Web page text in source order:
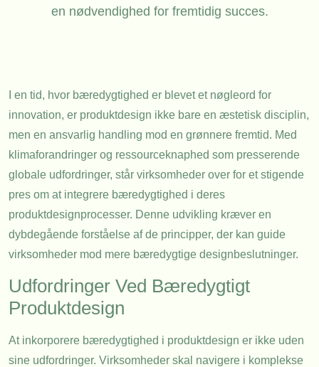
en nødvendighed for fremtidig succes.
I en tid, hvor bæredygtighed er blevet et nøgleord for
innovation, er produktdesign ikke bare en æstetisk disciplin,
men en ansvarlig handling mod en grønnere fremtid. Med
klimaforandringer og ressourceknaphed som presserende
globale udfordringer, står virksomheder over for et stigende
pres om at integrere bæredygtighed i deres
produktdesignprocesser. Denne udvikling kræver en
dybdegående forståelse af de principper, der kan guide
virksomheder mod mere bæredygtige designbeslutninger.
Udfordringer Ved Bæredygtigt
Produktdesign
At inkorporere bæredygtighed i produktdesign er ikke uden
sine udfordringer. Virksomheder skal navigere i komplekse